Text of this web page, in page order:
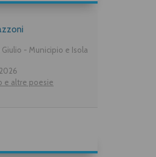
- Municipio e Isola
e altre poesie